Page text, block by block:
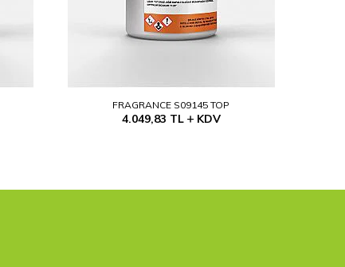
FRAGRANCE S09145 TOP
4.049,83 TL KDV